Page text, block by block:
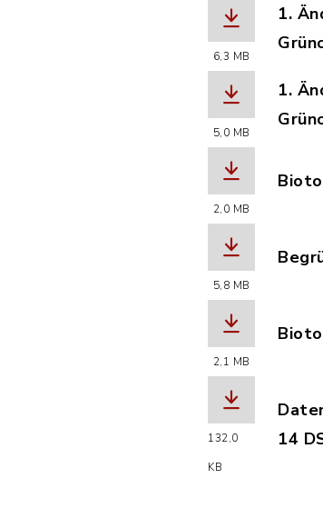
6,3 MB
1.
5,0 MB
1.
2,0 MB
5,8 MB
2,1 MB
132,0
KB
14